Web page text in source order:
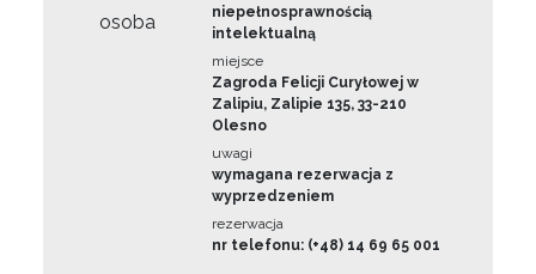
osoba
niepełnosprawnością
intelektualną
miejsce
Zagroda Felicji Curyłowej w
Zalipiu, Zalipie 135, 33-210
Olesno
uwagi
wymagana rezerwacja z
wyprzedzeniem
rezerwacja
nr telefonu: (+48) 14 69 65 001